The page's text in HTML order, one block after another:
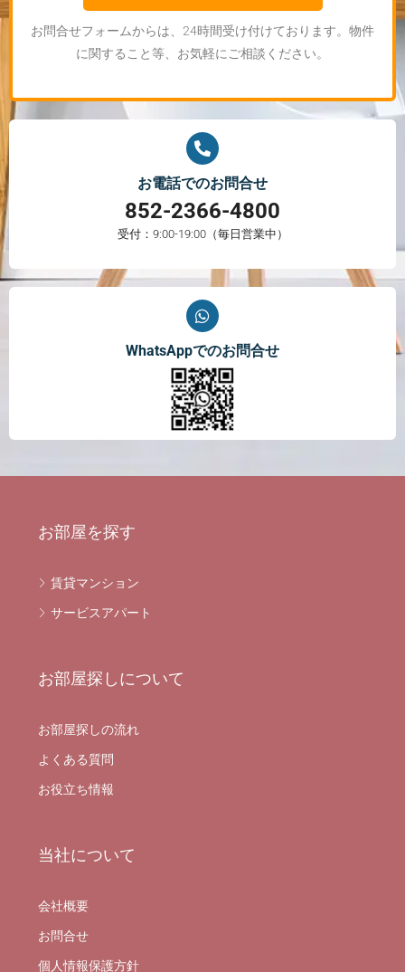
お問合せフォームからは、24時間受け付けております。物件
に関すること等、お気軽にご相談ください。
お電話でのお問合せ
852-2366-4800
受付：9:00-19:00（毎日営業中）
WhatsAppでのお問合せ
お部屋を探す
賃貸マンション
サービスアパート
お部屋探しについて
お部屋探しの流れ
よくある質問
お役立ち情報
当社について
会社概要
お問合せ
個人情報保護方針